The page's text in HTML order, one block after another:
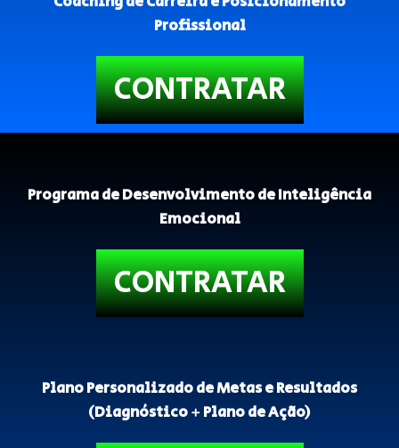
Profissional
CONTRATAR
Programa de Desenvolvimento de Inteligência
Emocional
CONTRATAR
Plano Personalizado de Metas e Resultados
(Diagnóstico + Plano de Ação)